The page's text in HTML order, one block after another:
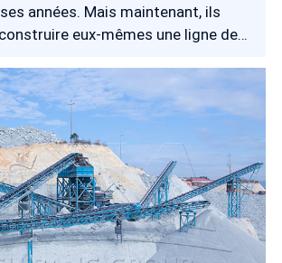
années. Mais maintenant, ils
eux-mêmes une ligne de
principal est que la matière
de galets et de calcaire, dont
De plus, les produits finaux
à la construction de routes et de
fer à grande vitesse, il est donc
que la forme et la granulométrie
aux normes techniques.